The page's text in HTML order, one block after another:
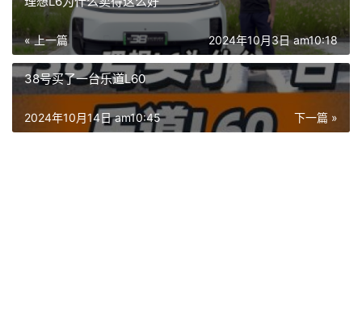
« 上一篇 2024年10月3日 am10:18
38号买了一台乐道L60
下一篇 »
2024年10月14日 am10:45